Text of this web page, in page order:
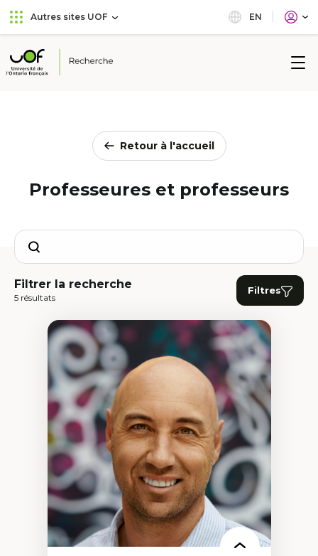
Aller
au
principal
Passer
au
Autres sites UOF EN
Université
Retour à l'accueil
Professeures et professeurs
Search
Filtrer la recherche
5 résultats
Filtres